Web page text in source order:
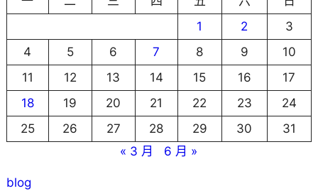
1
2
3
4
5 6 7 8 9
10
11
12 13 14 15 16
17
18
19 20 21 22 23
24
25
26 27 28 29 30
31
« 3 月
6 月 »
blog